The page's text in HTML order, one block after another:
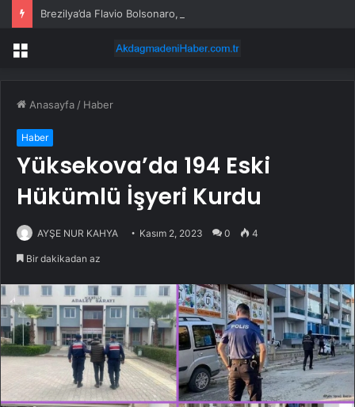
Menü
Anasayfa / Haber
Haber
Yüksekova’da 194 Eski
Hükümlü İşyeri Kurdu
AYŞE NUR KAHYA Kasım 2, 2023 0 4
Bir dakikadan az